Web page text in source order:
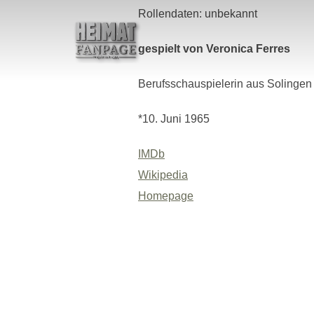
Rollendaten: unbekannt
gespielt von Veronica Ferres
Berufsschauspielerin aus Solingen
*10. Juni 1965
IMDb
Wikipedia
Homepage